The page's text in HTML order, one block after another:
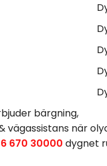
bärgning,
vägassistans när
670 30000 dygnet